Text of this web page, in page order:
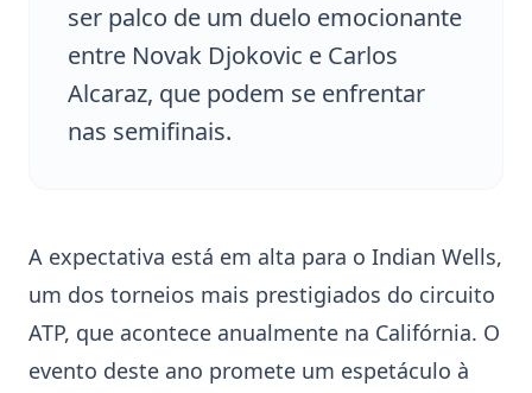
ser palco de um duelo emocionante
entre Novak Djokovic e Carlos
Alcaraz, que podem se enfrentar
nas semifinais.
A expectativa está em alta para o Indian Wells,
um dos torneios mais prestigiados do circuito
ATP, que acontece anualmente na Califórnia. O
evento deste ano promete um espetáculo à